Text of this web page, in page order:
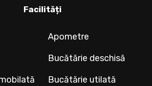
Facilități
Apometre
Bucătărie deschisă
Bucătărie utilată